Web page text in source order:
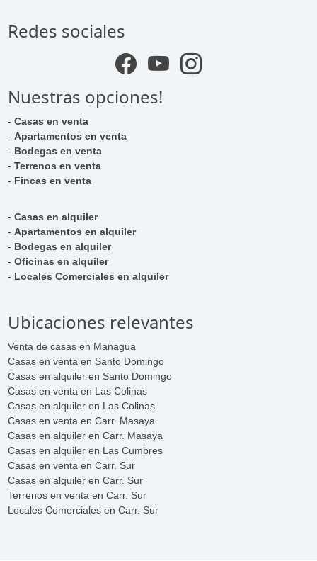
Redes sociales
Nuestras opciones!
-Casas en venta
-Apartamentos en venta
- Bodegas en venta
-Terrenos en venta
- Fincas en venta
-Casas en alquiler
-Apartamentos en alquiler
- Bodegas en alquiler
-Oficinas en alquiler
- Locales Comerciales en alquiler
Ubicaciones relevantes
Venta de casas en Managua
Casas en venta en Santo Domingo
Casas en alquiler en Santo Domingo
Casas en venta en Las Colinas
Casas en alquiler en Las Colinas
Casas en venta en Carr. Masaya
Casas en alquiler en Carr. Masaya
Casas en alquiler en Las Cumbres
Casas en venta en Carr. Sur
Casas en alquiler en Carr. Sur
Terrenos en venta en Carr. Sur
Locales Comerciales en Carr. Sur